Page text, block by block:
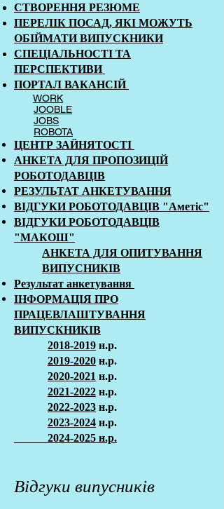
СТВОРЕННЯ РЕЗЮМЕ
ПЕРЕЛІК ПОСАД, ЯКІ МОЖУТЬ
ОБІЙМАТИ ВИПУСКНИКИ
СПЕЦІАЛЬНОСТІ ТА
ПЕРСПЕКТИВИ
ПОРТАЛ ВАКАНСІЙ
WORK
JOOBLE
JOBS
ROBOTA
ЦЕНТР ЗАЙНЯТОСТІ
АНКЕТА ДЛЯ ПРОПОЗИЦІЙ
РОБОТОДАВЦІВ
РЕЗУЛЬТАТ АНКЕТУВАННЯ
ВІДГУКИ РОБОТОДАВЦІВ "Аметіс"
ВІДГУКИ РОБОТОДАВЦІВ
"МАКОШ"
АНКЕТА ДЛЯ ОПИТУВАННЯ
ВИПУСНИКІВ
Результат анкетування
ІНФОРМАЦІЯ ПРО
ПРАЦЕВЛАШТУВАННЯ
ВИПУСКНИКІВ
2018-2019 н.р.
2019-2020 н.р.
2020-2021 н.р.
2021-2022 н.р.
2022-2023 н.р.
2023-2024 н.р.
2024-2025 н.р.
Відгуки випусників